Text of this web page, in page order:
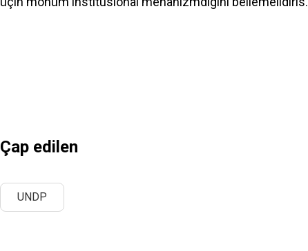
Çap edilen
UNDP